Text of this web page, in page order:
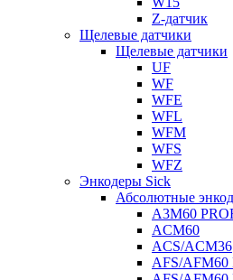
Z-датчик
Щелевые датчики
Щелевые датчики
UF
WF
WFE
WFL
WFM
WFS
WFZ
Энкодеры Sick
Абсолютные
A3M60
ACM60
ACS/ACM36
AFS/AFM60